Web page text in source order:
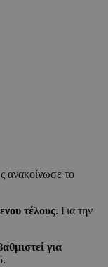
ανακοίνωσε το
τέλους. Για την
για